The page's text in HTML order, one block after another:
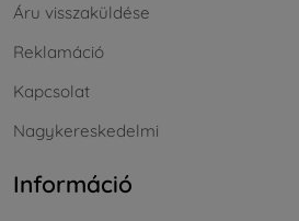
Áru visszaküldése
Reklamáció
Kapcsolat
Nagykereskedelmi
Információ